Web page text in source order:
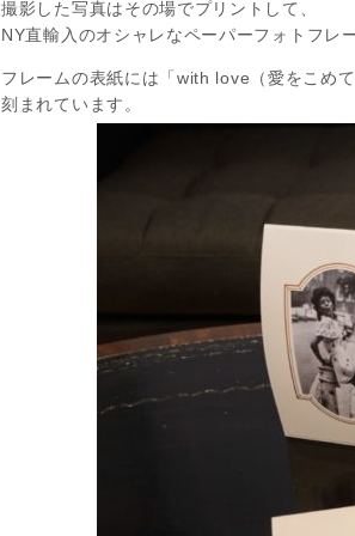
撮影した写真はその場でプリントして、
NY直輸入のオシャレなペーパーフォトフレ
フレームの表紙には「with love（愛をこめ
刻まれています。